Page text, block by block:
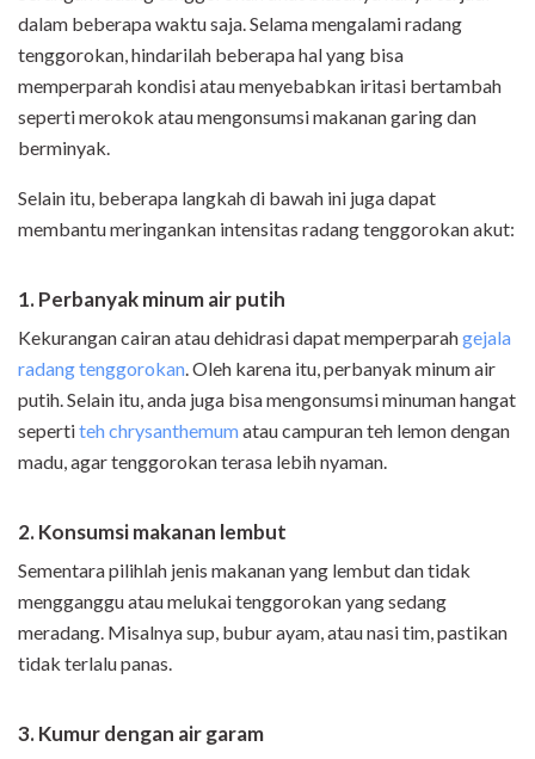
dalam beberapa waktu saja. Selama mengalami radang
tenggorokan, hindarilah beberapa hal yang bisa
memperparah kondisi atau menyebabkan iritasi bertambah
seperti merokok atau mengonsumsi makanan garing dan
berminyak.
Selain itu, beberapa langkah di bawah ini juga dapat
membantu meringankan intensitas radang tenggorokan akut:
1. Perbanyak minum air putih
Kekurangan cairan atau dehidrasi dapat memperparahgejala
radang tenggorokan. Oleh karena itu, perbanyak minum air
putih. Selain itu, anda juga bisa mengonsumsi minuman hangat
sepertiteh chrysanthemumatau campuran teh lemon dengan
madu, agar tenggorokan terasa lebih nyaman.
2. Konsumsi makanan lembut
Sementara pilihlah jenis makanan yang lembut dan tidak
mengganggu atau melukai tenggorokan yang sedang
meradang. Misalnya sup, bubur ayam, atau nasi tim, pastikan
tidak terlalu panas.
3. Kumur dengan air garam